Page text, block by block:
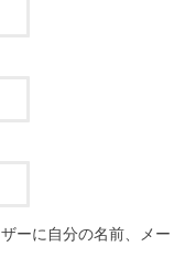
ーに自分の名前、メー